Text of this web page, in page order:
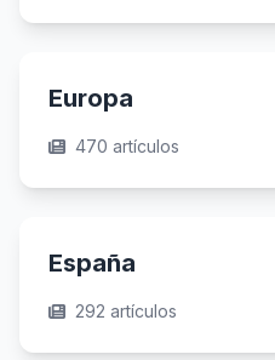
Europa
470 artículos
España
292 artículos